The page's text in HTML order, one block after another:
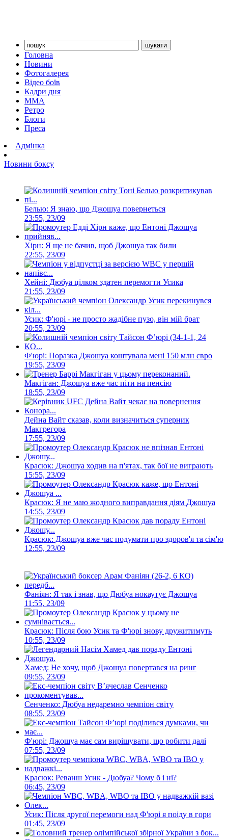
Головна
Новини
Фотогалерея
Відео боїв
Кадри дня
ММА
Ретро
Блоги
Преса
Адмінка
Новини боксу
Белью: Я знаю, що Джошуа повернеться
23:55, 23/09
Хірн: Я ще не бачив, щоб Джошуа так били
22:55, 23/09
Хейні: Дюбуа цілком здатен перемогти Усика
21:55, 23/09
Усик: Ф'юрі - не просто жадібне пузо, він мій брат
20:55, 23/09
Ф'юрі: Поразка Джошуа коштувала мені 150 млн євро
19:55, 23/09
Макгіган: Джошуа вже час піти на пенсію
18:55, 23/09
Дейна Вайт сказав, коли визначиться суперник
Макгрегора
17:55, 23/09
Красюк: Джошуа ходив на п'ятах, так бої не виграють
15:55, 23/09
Красюк: Я не маю жодного виправдання діям Джошуа
14:55, 23/09
Красюк: Джошуа вже час подумати про здоров'я та сім'ю
12:55, 23/09
Фаніян: Я так і знав, що Дюбуа нокаутує Джошуа
11:55, 23/09
Красюк: Після бою Усик та Ф'юрі знову дружитимуть
10:55, 23/09
Хамед: Не хочу, щоб Джошуа повертався на ринг
09:55, 23/09
Сенченко: Дюбуа недаремно чемпіон світу
08:55, 23/09
Ф'юрі: Джошуа має сам вирішувати, що робити далі
07:55, 23/09
Красюк: Реванш Усик - Дюбуа? Чому б і ні?
06:45, 23/09
Усик: Після другої перемоги над Ф'юрі я поіду в гори
01:45, 23/09